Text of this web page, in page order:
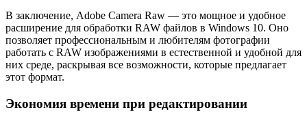
В заключение, Adobe Camera Raw — это мощное и удобное
расширение для обработки RAW файлов в Windows 10. Оно
позволяет профессиональным и любителям фотографии
работать с RAW изображениями в естественной и удобной для
них среде, раскрывая все возможности, которые предлагает
этот формат.
Экономия времени при редактировании